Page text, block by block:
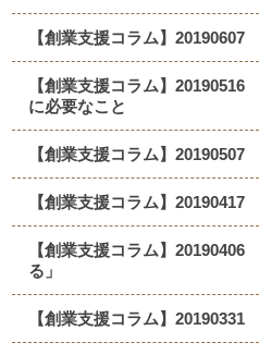
【創業支援コラム】
【創業支援コラム】
に必要なこと
【創業支援コラム】
【創業支援コラム】
【創業支援コラム】
る」
【創業支援コラム】